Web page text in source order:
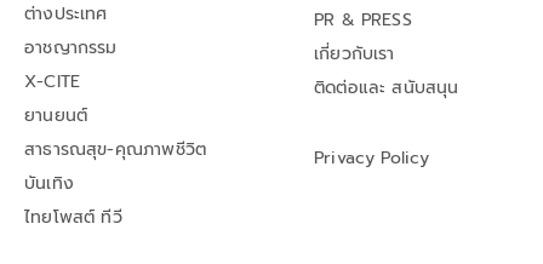
ต่างประเทศ
อาชญากรรม
X-CITE
ยานยนต์
สาธารณสุข-คุณภาพชีวิต
บันเทิง
ไทยโพสต์ ทีวี
PR & PRESS
เกี่ยวกับเรา
ติดต่อและ สนับสนุน
Privacy Policy